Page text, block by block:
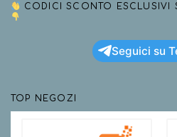
CODICI SCONTO ESCLUSIVI
Seguici su
TOP NEGOZI